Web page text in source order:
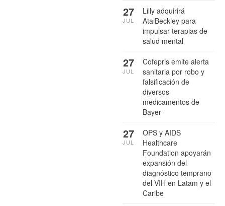
Lilly adquirirá
AtaiBeckley para
impulsar terapias de
salud mental
27
JUL
Cofepris emite alerta
sanitaria por robo y
falsificación de
diversos
medicamentos de
Bayer
27
JUL
OPS y AIDS
Healthcare
Foundation apoyarán
expansión del
diagnóstico temprano
del VIH en Latam y el
Caribe
27
JUL